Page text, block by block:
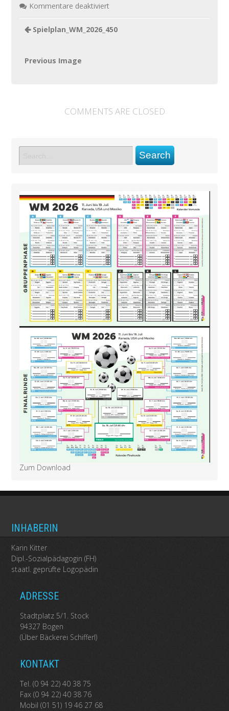
Kommentare deaktiviertfür
Spielplan_WM_2026_450
Previous Image
COMMENTS ARE CLOSED
Zum Download
INHABERIN
Karin Kitter
Dipl.-Sozialpädagogin (FH)
staatl. geprüfte Logopädin
ADRESSE
Stadtplatz 5/1. Stock
94327 Bogen
(Über Bäckerei Schifferl)
KONTAKT
Tel. (0 94 22) 40 38 75
Fax (0 94 22) 40 38 76
Mobil (01 51) 19 46 27 68